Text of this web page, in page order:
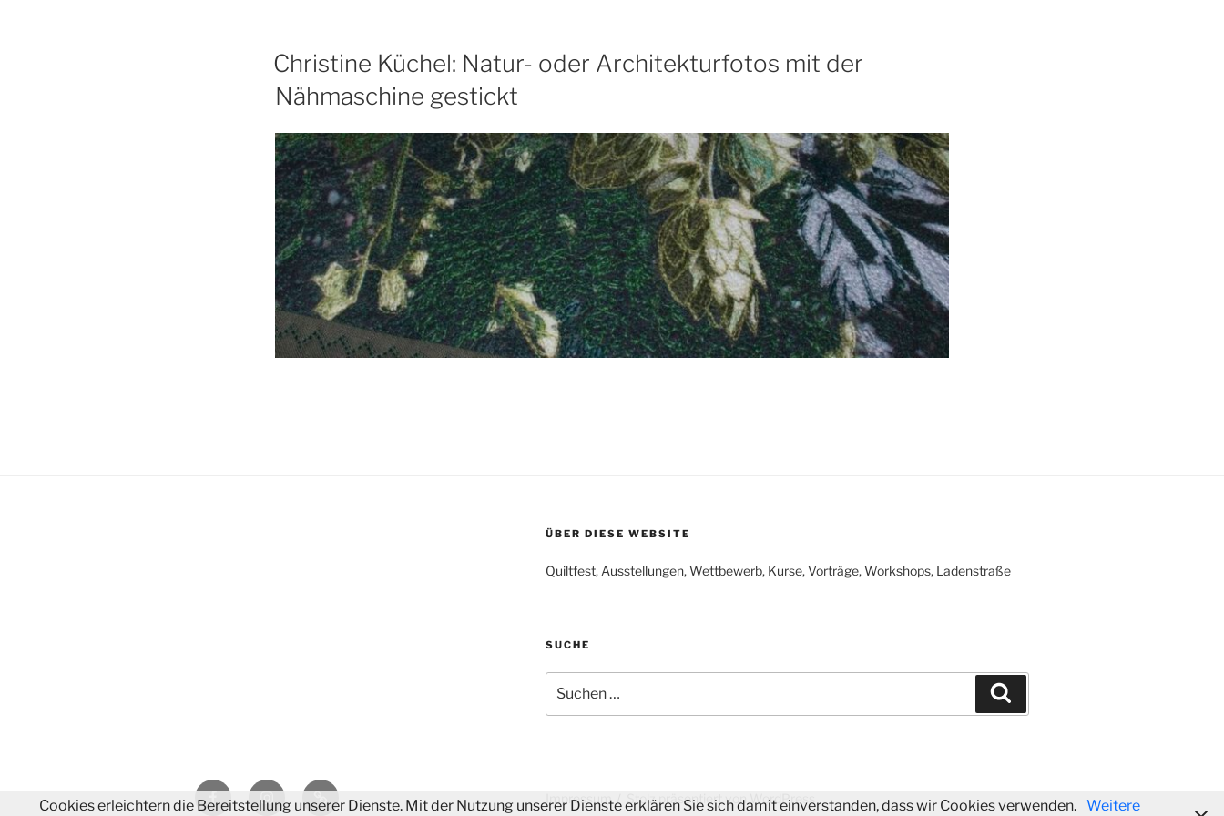
Christine Küchel: Natur- oder Architekturfotos mit der
Nähmaschine gestickt
ÜBER DIESE WEBSITE
Quiltfest, Ausstellungen, Wettbewerb, Kurse, Vorträge, Workshops, Ladenstraße
SUCHE
nach:
FacebookInstagram
E-
Impressum Stolz präsentiert von WordPress
Cookies erleichtern die Bereitstellung unserer Dienste. Mit der Nutzung unserer Dienste erklären Sie sich damit einverstanden, dass wir Cookies verwenden. Weitere